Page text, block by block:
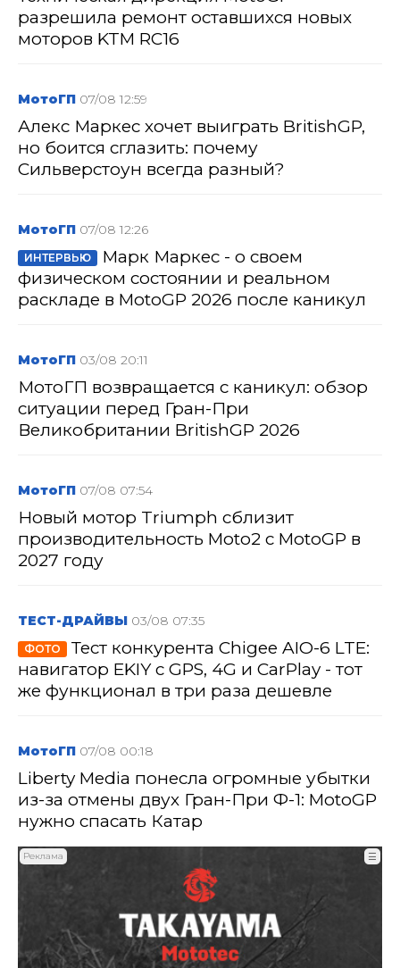
разрешила ремонт оставшихся новых
моторов KTM RC16
МотоГП 07/08 12:59
Алекс Маркес хочет выиграть BritishGP,
но боится сглазить: почему
Сильверстоун всегда разный?
МотоГП 07/08 12:26
ИНТЕРВЬЮ
Марк Маркес - о своем
физическом состоянии и реальном
раскладе в MotoGP 2026 после каникул
МотоГП 03/08 20:11
МотоГП возвращается с каникул: обзор
ситуации перед Гран-При
Великобритании BritishGP 2026
МотоГП 07/08 07:54
Новый мотор Triumph сблизит
производительность Moto2 с MotoGP в
2027 году
ТЕСТ-ДРАЙВЫ 03/08 07:35
ФОТО
Тест конкурента Chigee AIO-6 LTE:
навигатор EKIY с GPS, 4G и CarPlay - тот
же функционал в три раза дешевле
МотоГП 07/08 00:18
Liberty Media понесла огромные убытки
из-за отмены двух Гран-При Ф-1: MotoGP
нужно спасать Катар
Реклама ☰